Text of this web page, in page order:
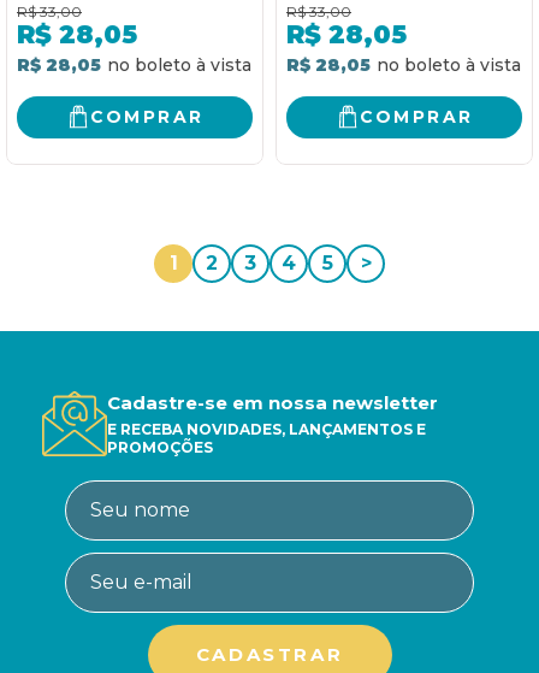
R$ 33,00
R$ 28,05
R$ 28,05
COMPRAR
R$ 33,00
R$ 28,05
R$ 28,05
COMPRAR
1 2 3 4 5 >
Cadastre-se em nossa newsletter
E RECEBA NOVIDADES, LANÇAMENTOS E
PROMOÇÕES